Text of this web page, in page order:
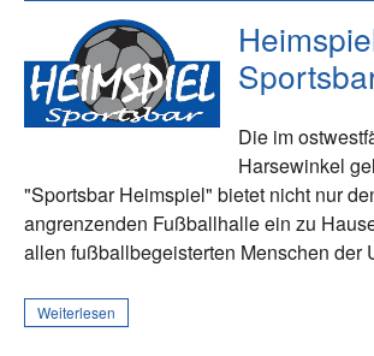
Die im
Harsewinkel
"Sportsbar Heimspiel" bietet nicht nur
angrenzenden Fußballhalle ein zu
allen fußballbegeisterten Menschen der
Weiterlesen